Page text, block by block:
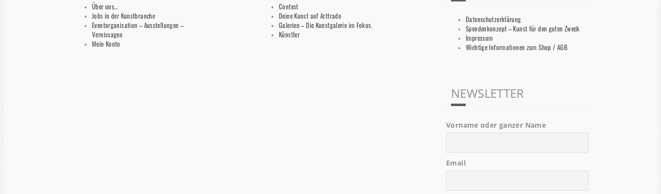
Über uns…
Jobs in der Kunstbranche
Eventorganisation – Ausstellungen –
Vernissagen
Mein Konto
Contest
Deine Kunst auf Arttrado
Galerien – Die Kunstgalerie im Fokus.
Künstler
Datenschutzerklärung
Spendenkonzept – Kunst für den guten Zweck
Impressum
Wichtige Informationen zum Shop / AGB
NEWSLETTER
Vorname oder ganzer Name
Email